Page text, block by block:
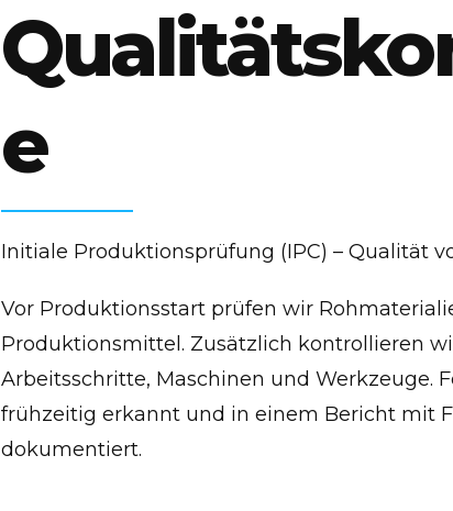
e
Initiale Produktionsprüfung (IPC) – Qualität
Vor Produktionsstart prüfen wir
Produktionsmittel. Zusätzlich kontrollieren
Arbeitsschritte, Maschinen und Werkzeuge.
frühzeitig erkannt und in einem Bericht mit
dokumentiert.